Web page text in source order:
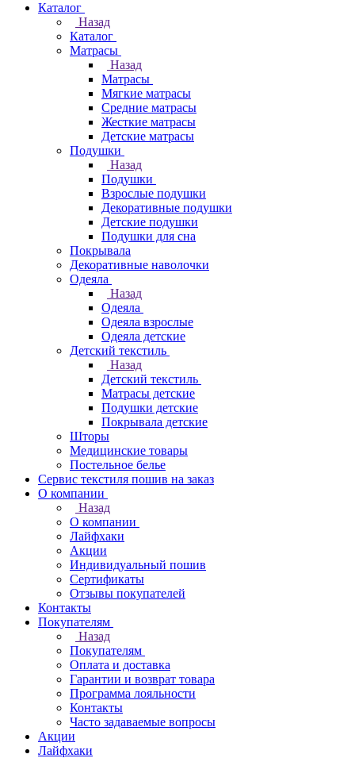
Каталог
Назад
Каталог
Матрасы
Назад
Матрасы
Мягкие матрасы
Средние матрасы
Жесткие матрасы
Детские матрасы
Подушки
Назад
Подушки
Взрослые подушки
Декоративные подушки
Детские подушки
Подушки для сна
Покрывала
Декоративные наволочки
Одеяла
Назад
Одеяла
Одеяла взрослые
Одеяла детские
Детский текстиль
Назад
Детский текстиль
Матрасы детские
Подушки детские
Покрывала детские
Шторы
Медицинские товары
Постельное белье
Сервис текстиля пошив на заказ
О компании
Назад
О компании
Лайфхаки
Акции
Индивидуальный пошив
Сертификаты
Отзывы покупателей
Контакты
Покупателям
Назад
Покупателям
Оплата и доставка
Гарантии и возврат товара
Программа лояльности
Контакты
Часто задаваемые вопросы
Акции
Лайфхаки